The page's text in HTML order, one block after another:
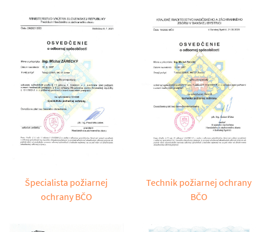
Špecialista požiarnej
ochrany BČO
Technik požiarnej ochrany
BČO